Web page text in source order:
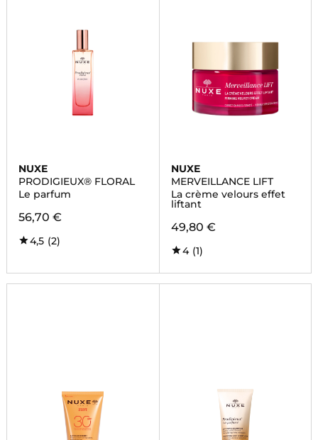
NUXE
PRODIGIEUX® FLORAL
Le parfum
56,70 €
4,5 (2)
NUXE
MERVEILLANCE LIFT
La crème velours effet
liftant
49,80 €
4 (1)